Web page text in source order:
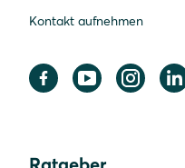
Kontakt aufnehmen